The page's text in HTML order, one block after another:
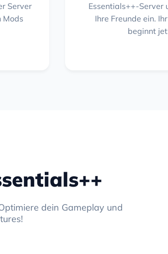
Server
Mods
Essentials++-Server
Ihre Freunde ein.
beginnt
dein Gameplay und